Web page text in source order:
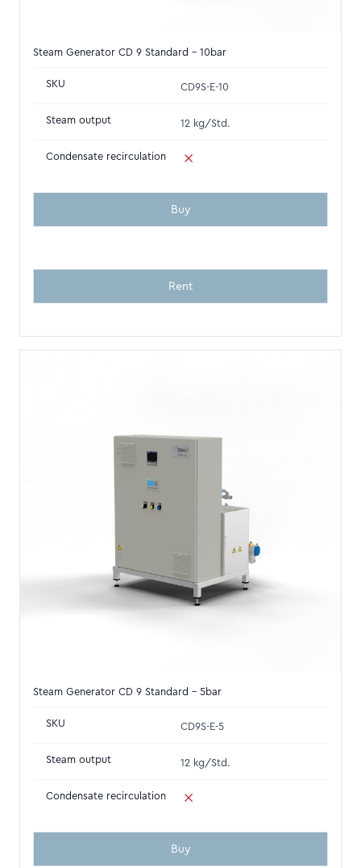
Steam Generator CD 9 Standard - 10bar
SKU CD9S-E-10
Steam output 12 kg/Std.
Condensate recirculation
Buy
Rent
Steam Generator CD 9 Standard - 5bar
SKU CD9S-E-5
Steam output 12 kg/Std.
Condensate recirculation
Buy